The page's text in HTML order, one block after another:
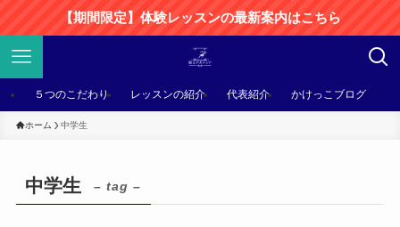
【期間限定】体験レッスンの最新案内はこちら
５つのこだわり レッスンの紹介 代表紹介 かけっこブログ
ホーム 中学生
中学生 – tag –